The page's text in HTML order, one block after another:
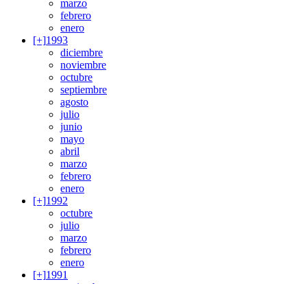
marzo
febrero
enero
[+]1993
diciembre
noviembre
octubre
septiembre
agosto
julio
junio
mayo
abril
marzo
febrero
enero
[+]1992
octubre
julio
marzo
febrero
enero
[+]1991